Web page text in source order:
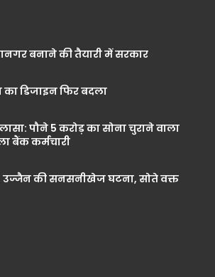
बनाने की तैयारी में सरकार
डिजाइन फिर बदला
पौने 5 करोड़ का सोना चुराने वाला
बैंक कर्मचारी
उज्जैन की सनसनीखेज घटना, सोते वक्त